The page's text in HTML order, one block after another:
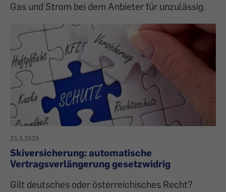
Gas und Strom bei dem Anbieter für unzulässig.
23.3.2023
Skiversicherung: automatische
Vertragsverlängerung gesetzwidrig
Gilt deutsches oder österreichisches Recht?